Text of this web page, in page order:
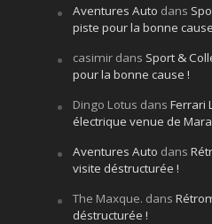
Aventures Auto dans
piste pour la bonne
casimirdans Sport &
pour la bonne cause !
Dingo Lotus dans Ferrari
électrique venue de
Aventures Auto dans
visite déstructurée !
The Maxque. dans
déstructurée !